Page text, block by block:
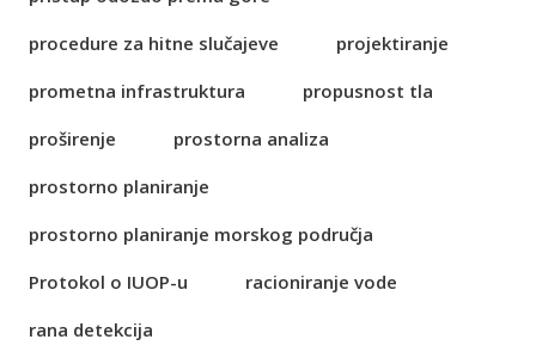
procedure za hitne slučajeve
projektiranje
prometna infrastruktura
propusnost tla
proširenje
prostorna analiza
prostorno planiranje
prostorno planiranje morskog područja
Protokol o IUOP-u
racioniranje vode
rana detekcija